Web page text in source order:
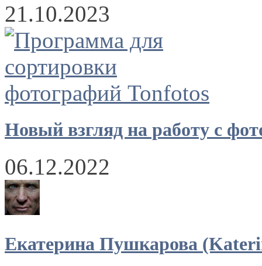
21.10.2023
Новый взгляд на работу с
06.12.2022
Екатерина Пушкарова